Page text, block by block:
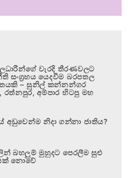
වැරදි තීරණවලට
සංග්‍රහය යෙදවීම බරපතල
– සුනිල් කන්නන්ගර
අම්පාර හිටපු මහ
අඩුවෙන්ම නිදා ගන්නා ජාතිය?
බහලුම් මුහුදට පෙරලීම සුළු
නොවේ